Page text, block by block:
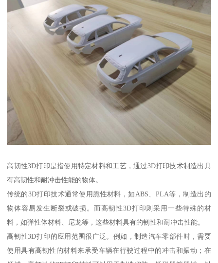
高韧性3D打印是指使用特定材料和工艺，通过3D打印技术制造出具
有高韧性和耐冲击性能的物体。
传统的3D打印技术通常使用脆性材料，如ABS、PLA等，制造出的
物体容易发生断裂或破损。而高韧性3D打印则采用一些特殊的材
料，如弹性体材料、尼龙等，这些材料具有的韧性和耐冲击性能。
高韧性3D打印的应用范围很广泛。例如，制造汽车零部件时，需要
使用具有高韧性的材料来承受车辆在行驶过程中的冲击和振动；在